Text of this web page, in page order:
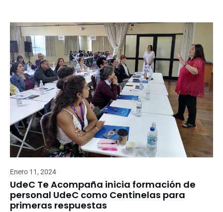
Enero 11, 2024
UdeC Te Acompaña inicia formación de
personal UdeC como Centinelas para
primeras respuestas